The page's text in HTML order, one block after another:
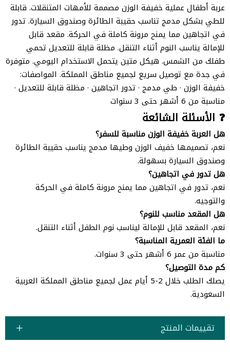
عربة أطفال عملية خفيفة الوزن مصممة للأمهات المتنقلات. قابلة
للطي بشكل مدمج تناسب حقيبة الطائرة وصندوق السيارة. تدور
في اتجاهين مما يمنح مرونة كاملة في الحركة. مقعد قابل
للإمالة يناسب النوم أثناء التنقل. مظلة قابلة للتعديل تحمي
طفلك من الشمس. هيكل متين يتحمل الاستخدام اليومي. متوفرة
في جدة مع توصيل سريع لجميع مناطق المملكة. المواصفات:
خفيفة الوزن · طي مدمج · تدور اتجاهين · مظلة قابلة للتعديل ·
مناسبة من 6 أشهر حتى 3 سنوات
❓ الأسئلة الشائعة
هل العربة خفيفة الوزن مناسبة للسفر؟
نعم، تصميمها خفيف الوزن وطيها مدمج يناسب حقيبة الطائرة
وصندوق السيارة بسهولة.
هل تدور في اتجاهين؟
نعم، تدور في اتجاهين مما يمنح مرونة كاملة في الحركة
والتوجيه.
هل المقعد مناسب للنوم؟
نعم، المقعد قابل للإمالة ليناسب نوم الطفل أثناء التنقل.
ما الفئة العمرية المناسبة؟
مناسبة من عمر 6 أشهر حتى 3 سنوات.
كم مدة التوصيل؟
يصلك الطلب خلال 2-5 أيام عمل لجميع مناطق المملكة العربية
السعودية.
تقييمات المنتج